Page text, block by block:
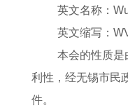
英文名称：
英文缩写：
本会的性质
利性，经无锡市民
件。